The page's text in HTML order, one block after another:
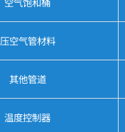
压空气管材料
其他管道
温度控制器